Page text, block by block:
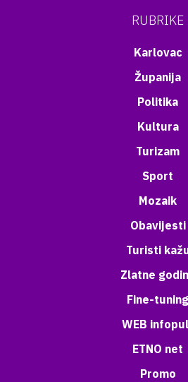
RUBRIKE
Karlovac
Županija
Politika
Kultura
Turizam
Sport
Mozaik
Obavijesti
Turisti
Zlatne
Fine-tuning
WEB
ETNO net
Promo